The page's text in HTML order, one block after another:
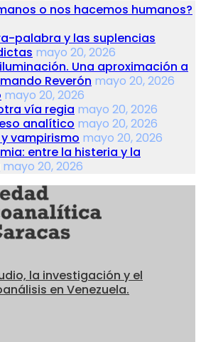
o nos hacemos humanos?
palabra y las suplencias
mayo 20, 2026
Una aproximación a
Reverón mayo 20, 2026
mayo 20, 2026
vía regia mayo 20, 2026
analítico mayo 20, 2026
vampirismo mayo 20, 2026
entre la histeria y la
mayo 20, 2026
la investigación y el
en Venezuela.